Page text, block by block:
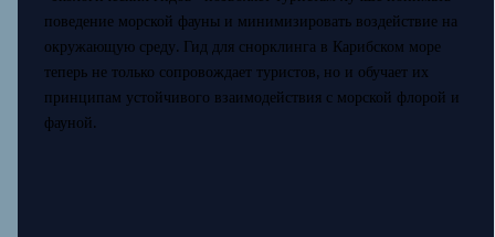
поведение морской фауны и минимизировать воздействие на
окружающую среду. Гид для снорклинга в Карибском море
теперь не только сопровождает туристов, но и обучает их
принципам устойчивого взаимодействия с морской флорой и
фауной.